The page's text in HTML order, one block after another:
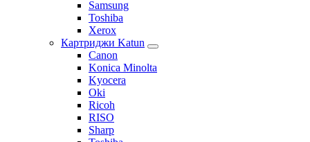
Samsung
Toshiba
Xerox
Картриджи Katun
Canon
Konica Minolta
Kyocera
Oki
Ricoh
RISO
Sharp